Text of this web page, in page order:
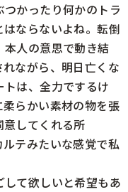
かったり何かのトラ
ならないよね。転倒
人の意思で動き結
ながら、明日亡くな
は、全力でするけ
らかい素材の物を張
してくれる所
テみたいな感覚で私
て欲しいと希望もあ